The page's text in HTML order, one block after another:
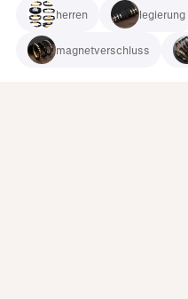
herren legierung
magnetverschluss